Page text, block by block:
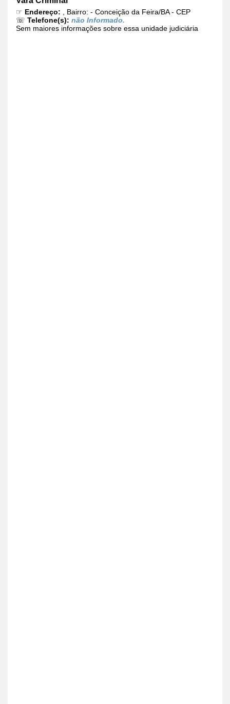
☞ Endereço: , Bairro: - Conceição da Feira/BA - CEP
☏ Telefone(s): não Informado.
Sem maiores informações sobre essa unidade judiciária